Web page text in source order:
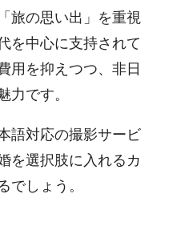
旅の思い出」を重視
を中心に支持されて
用を抑えつつ、非日
力です。
語対応の撮影サービ
を選択肢に入れるカ
でしょう。